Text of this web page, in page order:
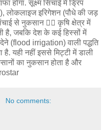
होगा. सूक्ष्म सिंचाई में ड्रिप
लोकलाइज इरिगेशन (पौधे की जड़
से नुकसान 👉🏻 कृषि क्षेत्र में
है, जबकि देश के कई हिस्सों में
(flood irrigation) वाली पद्धति
है. यही नहीं इससे मिट्टी में डाली
का नुकसान होता है और
No comments: